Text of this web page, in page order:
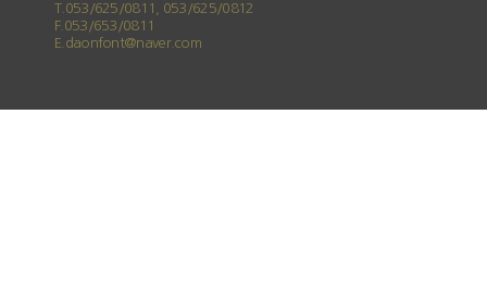
T.053/625/0811, 053/625/0812
F.053/653/0811
E.daonfont@naver.com